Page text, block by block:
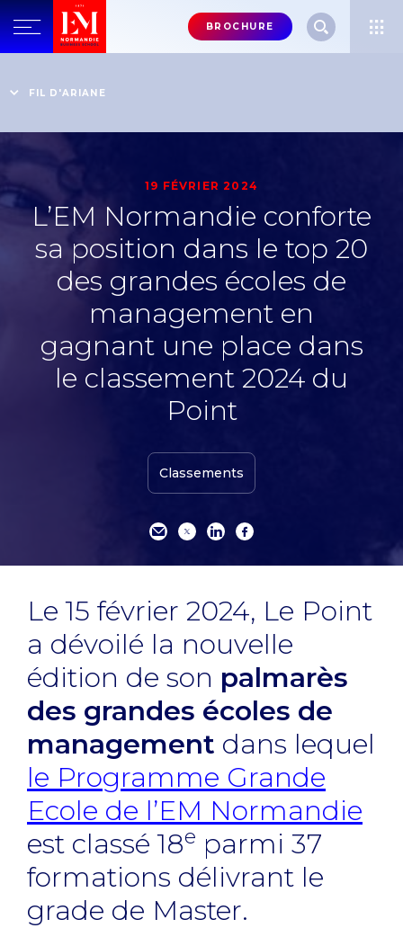
Menu
header-
BROCHURE
FIL D'ARIANE
grandes écoles de management en gagnant une place
19 FÉVRIER 2024
L’EM Normandie conforte
sa position dans le top 20
des grandes écoles de
management en
gagnant une place dans
le classement 2024 du
Point
Classements
Le 15 février 2024, Le Point
a dévoilé la nouvelle
édition de son palmarès
des grandes écoles de
management dans lequel
le Programme Grande
Ecole de l’EM Normandie
est classé 18e parmi 37
formations délivrant le
grade de Master.